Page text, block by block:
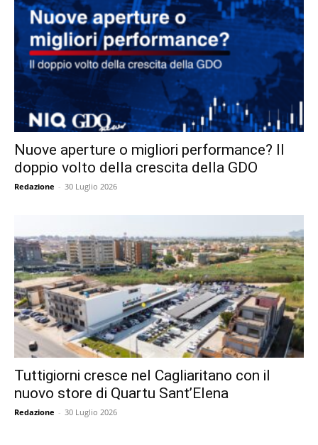
Nuove aperture o migliori performance? Il
doppio volto della crescita della GDO
Redazione - 30 Luglio 2026
Tuttigiorni cresce nel Cagliaritano con il
nuovo store di Quartu Sant’Elena
Redazione - 30 Luglio 2026